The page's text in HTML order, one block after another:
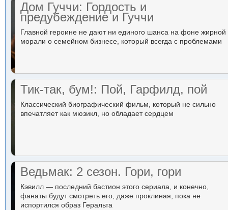
Дом Гуччи: Гордость и
предубеждение и Гуччи
Главной героине не дают ни единого шанса на фоне жирной
морали о семейном бизнесе, который всегда с проблемами
Тик-так, бум!: Пой, Гарфилд, пой
Классический биографический фильм, который не сильно
впечатляет как мюзикл, но обладает сердцем
Ведьмак: 2 сезон. Гори, гори
Кэвилл — последний бастион этого сериала, и конечно,
фанаты будут смотреть его, даже проклиная, пока не
испортился образ Геральта